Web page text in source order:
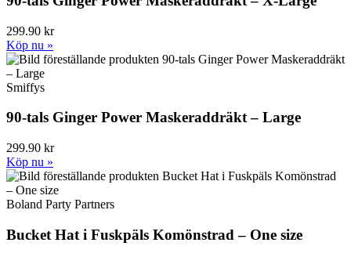
299.90 kr
Köp nu »
Smiffys
90-tals Ginger Power Maskeraddräkt – Large
299.90 kr
Köp nu »
Boland Party Partners
Bucket Hat i Fuskpäls Komönstrad – One size